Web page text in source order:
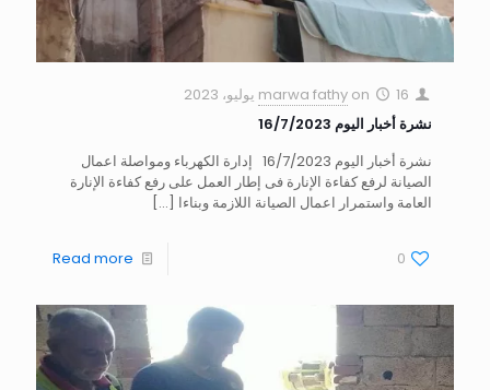
marwa fathy on
16 يوليو، 2023
نشرة أخبار اليوم 16/7/2023
نشرة أخبار اليوم 16/7/2023 إدارة الكهرباء ومواصلة اعمال
الصيانة لرفع كفاءة الإنارة فى إطار العمل على رفع كفاءة الإنارة
العامة واستمرار اعمال الصيانة اللازمة وبناءا […]
0
Read more